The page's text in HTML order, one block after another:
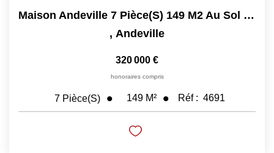
LOUER / GÉRER
NOS CLIENTS
Nos Prestations
Avis Clients
Maison Andeville 7 Pièce(s) 149 M2 Au Sol (112 En Loi...
, Andeville
320 000 €
honoraires compris
7 Pièce(s) 149 M² Réf : 4691